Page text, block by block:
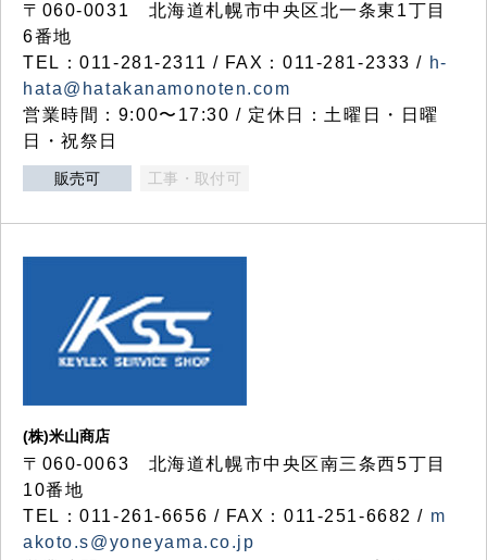
〒060-0031 北海道札幌市中央区北一条東1丁目
6番地
TEL：011-281-2311 / FAX：011-281-2333 / h-
hata@hatakanamonoten.com
営業時間：9:00〜17:30 / 定休日：土曜日・日曜
日・祝祭日
販売可 工事・取付可
(株)米山商店
〒060-0063 北海道札幌市中央区南三条西5丁目
10番地
TEL：011-261-6656 / FAX：011-251-6682 / m
akoto.s@yoneyama.co.jp